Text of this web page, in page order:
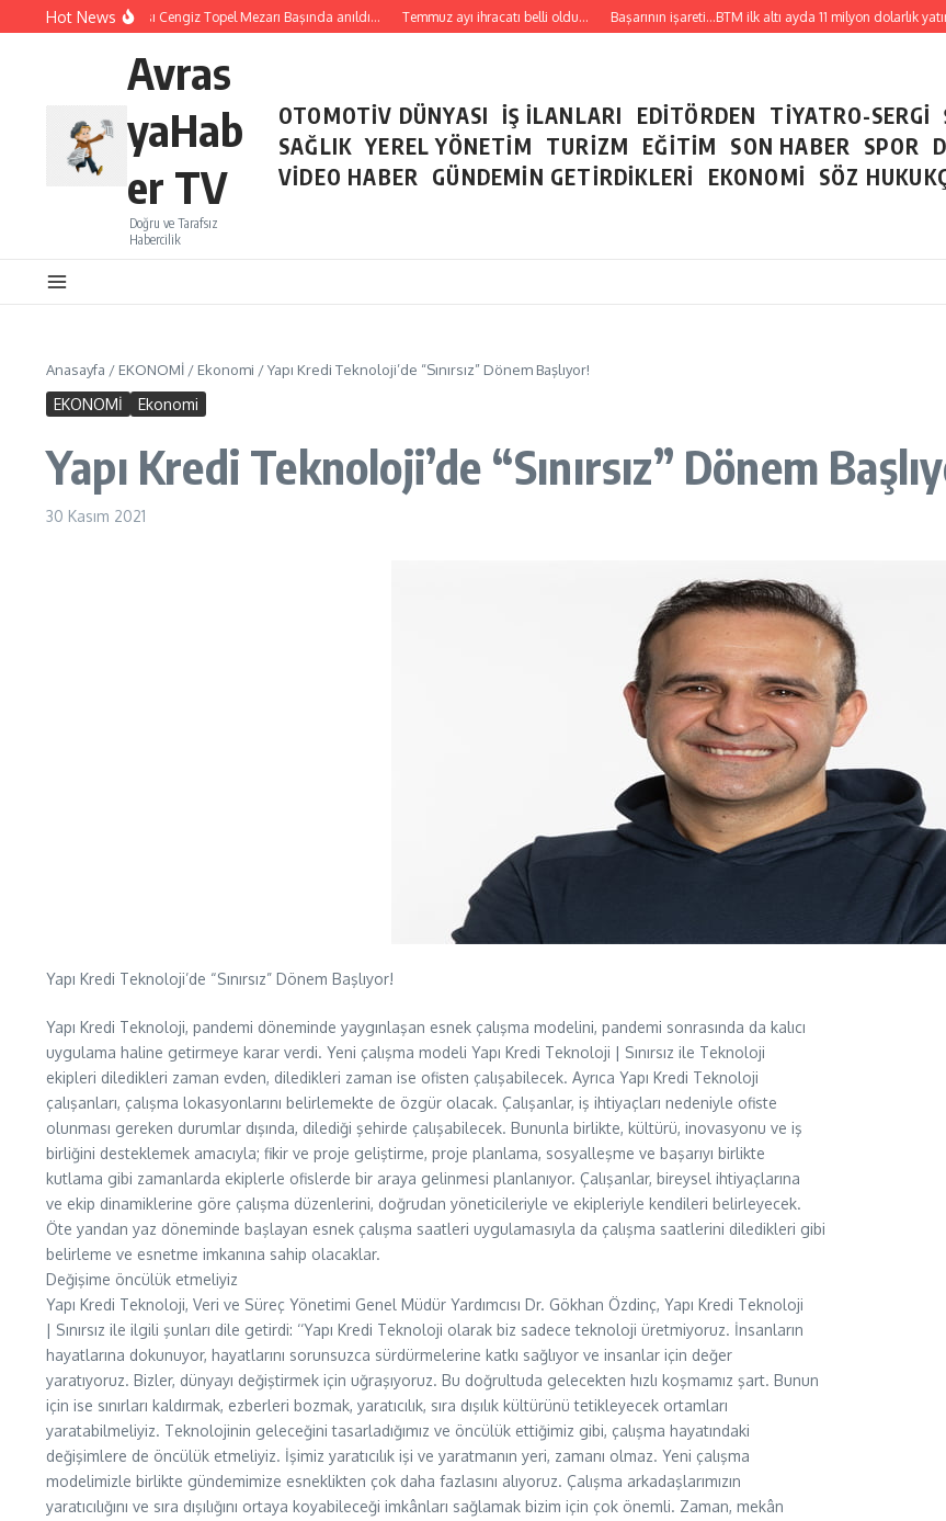
İçeriğe atlaHot News
Şehit Pilot Yüzbaşı Cengiz Topel Mezarı Başında anıldı… Temmuz ayı ihracatı belli oldu… Başarının işareti…BTM ilk altı ayda 11 milyon dolarlık
Avras
yaHab
er TV
Doğru ve Tarafsız
Habercilik
OTOMOTİV DÜNYASI İŞ İLANLARI EDİTÖRDEN TİYATRO-SERGİ
SAĞLIK YEREL YÖNETİM TURİZM EĞİTİM SON HABER SPOR
VİDEO HABER
GÜNDEMİN GETİRDİKLERİ EKONOMİ SÖZ
Anasayfa / EKONOMİ / Ekonomi /Yapı Kredi Teknoloji’de “Sınırsız” Dönem Başlıyor!
EKONOMİ Ekonomi
Yapı Kredi Teknoloji’de “Sınırsız” Dönem
30 Kasım 2021
Yapı Kredi Teknoloji’de “Sınırsız” Dönem Başlıyor!
Yapı Kredi Teknoloji, pandemi döneminde yaygınlaşan esnek çalışma modelini, pandemi sonrasında da kalıcı
uygulama haline getirmeye karar verdi. Yeni çalışma modeli Yapı Kredi Teknoloji | Sınırsız ile Teknoloji
ekipleri diledikleri zaman evden, diledikleri zaman ise ofisten çalışabilecek. Ayrıca Yapı Kredi Teknoloji
çalışanları, çalışma lokasyonlarını belirlemekte de özgür olacak. Çalışanlar, iş ihtiyaçları nedeniyle ofiste
olunması gereken durumlar dışında, dilediği şehirde çalışabilecek. Bununla birlikte, kültürü, inovasyonu ve iş
birliğini desteklemek amacıyla; fikir ve proje geliştirme, proje planlama, sosyalleşme ve başarıyı birlikte
kutlama gibi zamanlarda ekiplerle ofislerde bir araya gelinmesi planlanıyor. Çalışanlar, bireysel ihtiyaçlarına
ve ekip dinamiklerine göre çalışma düzenlerini, doğrudan yöneticileriyle ve ekipleriyle kendileri belirleyecek.
Öte yandan yaz döneminde başlayan esnek çalışma saatleri uygulamasıyla da çalışma saatlerini diledikleri gibi
belirleme ve esnetme imkanına sahip olacaklar.
Değişime öncülük etmeliyiz
Yapı Kredi Teknoloji, Veri ve Süreç Yönetimi Genel Müdür Yardımcısı Dr. Gökhan Özdinç, Yapı Kredi Teknoloji
| Sınırsız ile ilgili şunları dile getirdi: ‘‘Yapı Kredi Teknoloji olarak biz sadece teknoloji üretmiyoruz. İnsanların
hayatlarına dokunuyor, hayatlarını sorunsuzca sürdürmelerine katkı sağlıyor ve insanlar için değer
yaratıyoruz. Bizler, dünyayı değiştirmek için uğraşıyoruz. Bu doğrultuda gelecekten hızlı koşmamız şart. Bunun
için ise sınırları kaldırmak, ezberleri bozmak, yaratıcılık, sıra dışılık kültürünü tetikleyecek ortamları
yaratabilmeliyiz. Teknolojinin geleceğini tasarladığımız ve öncülük ettiğimiz gibi, çalışma hayatındaki
değişimlere de öncülük etmeliyiz. İşimiz yaratıcılık işi ve yaratmanın yeri, zamanı olmaz. Yeni çalışma
modelimizle birlikte gündemimize esneklikten çok daha fazlasını alıyoruz. Çalışma arkadaşlarımızın
yaratıcılığını ve sıra dışılığını ortaya koyabileceği imkânları sağlamak bizim için çok önemli. Zaman, mekân